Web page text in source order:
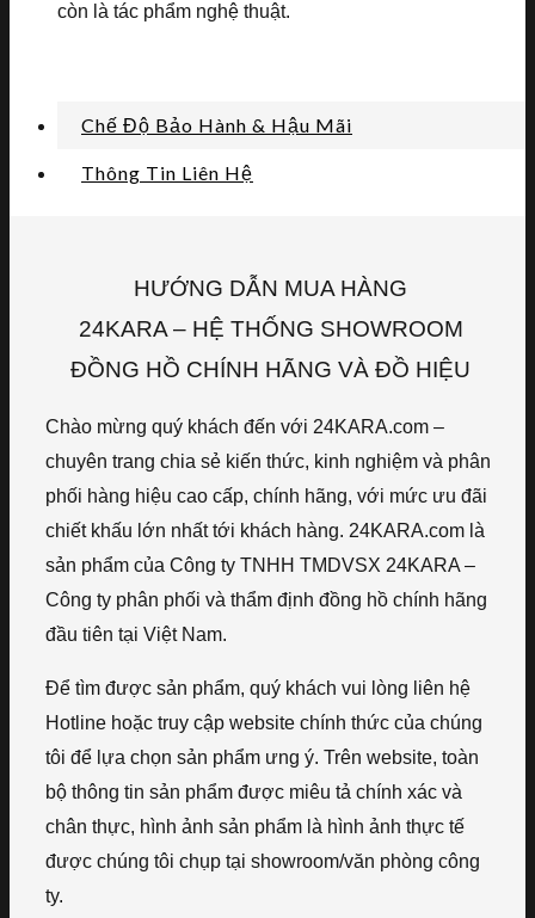
còn là tác phẩm nghệ thuật.
Chế Độ Bảo Hành & Hậu Mãi
Thông Tin Liên Hệ
HƯỚNG DẪN MUA HÀNG
24KARA – HỆ THỐNG SHOWROOM
ĐỒNG HỒ CHÍNH HÃNG VÀ ĐỒ HIỆU
Chào mừng quý khách đến với 24KARA.com –
chuyên trang chia sẻ kiến thức, kinh nghiệm và phân
phối hàng hiệu cao cấp, chính hãng, với mức ưu đãi
chiết khấu lớn nhất tới khách hàng. 24KARA.com là
sản phẩm của Công ty TNHH TMDVSX 24KARA –
Công ty phân phối và thẩm định đồng hồ chính hãng
đầu tiên tại Việt Nam.
Để tìm được sản phẩm, quý khách vui lòng liên hệ
Hotline hoặc truy cập website chính thức của chúng
tôi để lựa chọn sản phẩm ưng ý. Trên website, toàn
bộ thông tin sản phẩm được miêu tả chính xác và
chân thực, hình ảnh sản phẩm là hình ảnh thực tế
được chúng tôi chụp tại showroom/văn phòng công
ty.